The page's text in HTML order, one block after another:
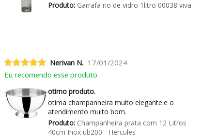
Produto:Garrafa rio de vidro 1litro 00038 viva
Nerivan N. 17/01/2024
Eu recomendo esse produto.
otimo produto.
otima champanheira muito elegante.e o
atendimento muito bom.
Produto:Champanheira prata com 12 Litros
40cm Inox ub200 - Hercules